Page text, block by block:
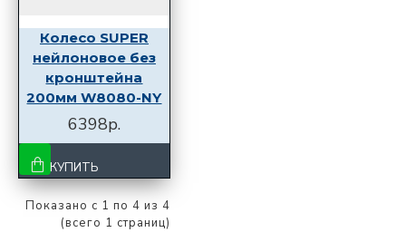
Колесо SUPER
нейлоновое без
кронштейна
200мм W8080-NY
6398р.
КУПИТЬ
Показано с 1 по 4 из 4
(всего 1 страниц)